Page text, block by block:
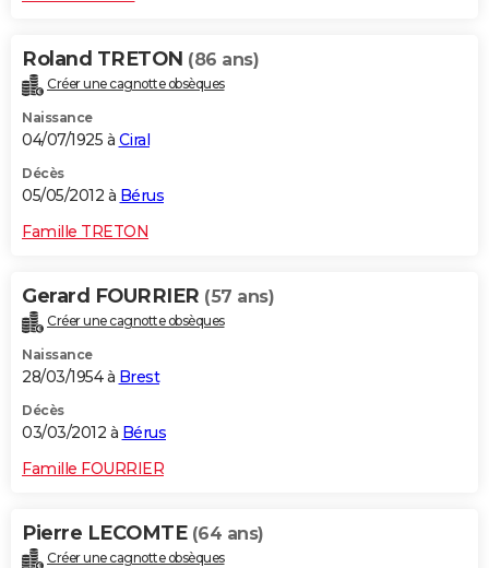
Roland TRETON (86 ans)
Créer une cagnotte obsèques
Naissance
04/07/1925 à Ciral
Décès
05/05/2012 à Bérus
Famille TRETON
Gerard FOURRIER (57 ans)
Créer une cagnotte obsèques
Naissance
28/03/1954 à Brest
Décès
03/03/2012 à Bérus
Famille FOURRIER
Pierre LECOMTE (64 ans)
Créer une cagnotte obsèques